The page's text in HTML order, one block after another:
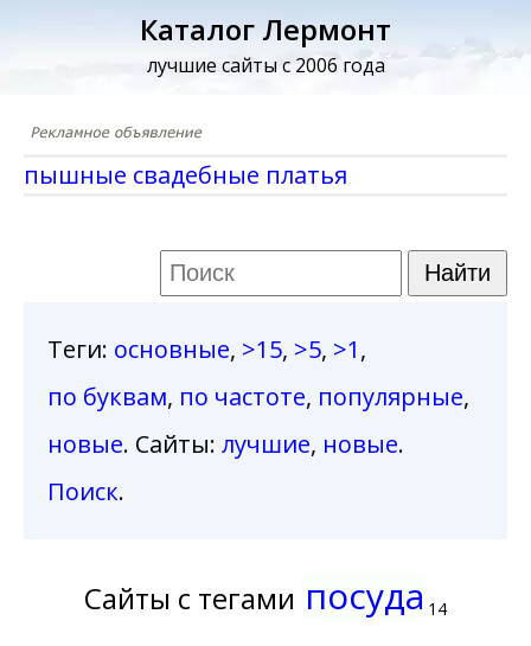
Каталог Лермонт
лучшие сайты с 2006 года
пышные свадебные платья
Теги: основные, >15, >5, >1,
по буквам, по частоте, популярные,
новые. Сайты: лучшие, новые.
Поиск.
Сайты с тегами посуда 14